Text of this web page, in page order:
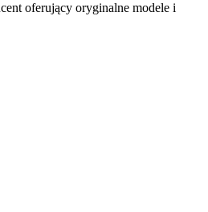
oferujący oryginalne modele i